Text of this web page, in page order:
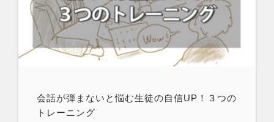
会話が弾まないと悩む生徒の自信UP！３つの
トレーニング